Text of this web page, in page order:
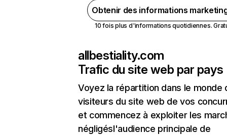
Obtenir des informations
10 fois plus d'informations quotidiennes.
allbestiality.com
Trafic du site web par pays
Voyez la répartition dans le monde
visiteurs du site web de vos
et commencez à exploiter les
négligésl'audience principale de